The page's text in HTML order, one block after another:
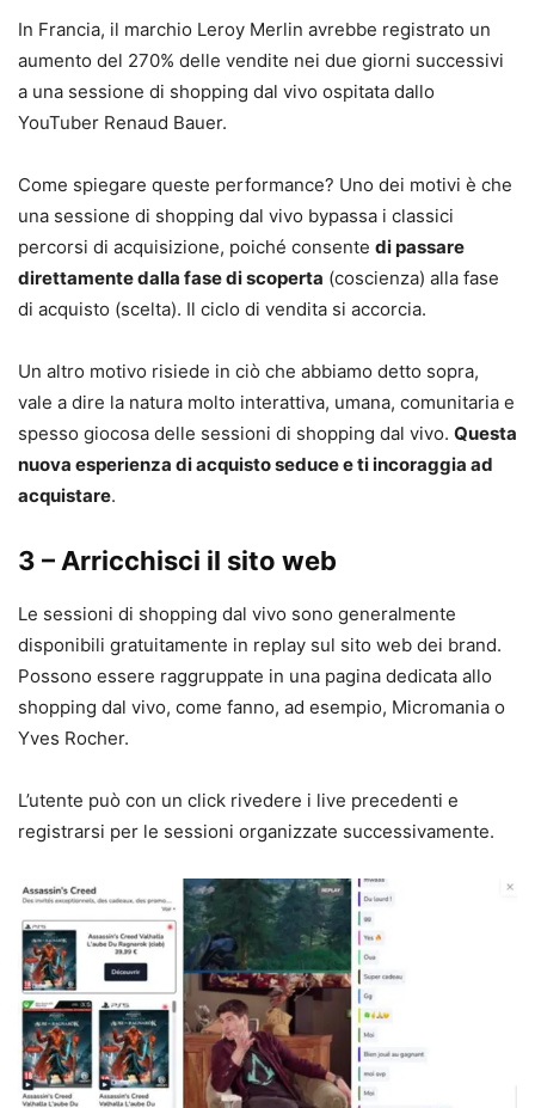
In Francia, il marchio Leroy Merlin avrebbe registrato un
aumento del 270% delle vendite nei due giorni successivi
a una sessione di shopping dal vivo ospitata dallo
YouTuber Renaud Bauer.
Come spiegare queste performance? Uno dei motivi è che
una sessione di shopping dal vivo bypassa i classici
percorsi di acquisizione, poiché consente di passare
direttamente dalla fase di scoperta (coscienza) alla fase
di acquisto (scelta). Il ciclo di vendita si accorcia.
Un altro motivo risiede in ciò che abbiamo detto sopra,
vale a dire la natura molto interattiva, umana, comunitaria e
spesso giocosa delle sessioni di shopping dal vivo. Questa
nuova esperienza di acquisto seduce e ti incoraggia ad
acquistare.
3 – Arricchisci il sito web
Le sessioni di shopping dal vivo sono generalmente
disponibili gratuitamente in replay sul sito web dei brand.
Possono essere raggruppate in una pagina dedicata allo
shopping dal vivo, come fanno, ad esempio, Micromania o
Yves Rocher.
L’utente può con un click rivedere i live precedenti e
registrarsi per le sessioni organizzate successivamente.